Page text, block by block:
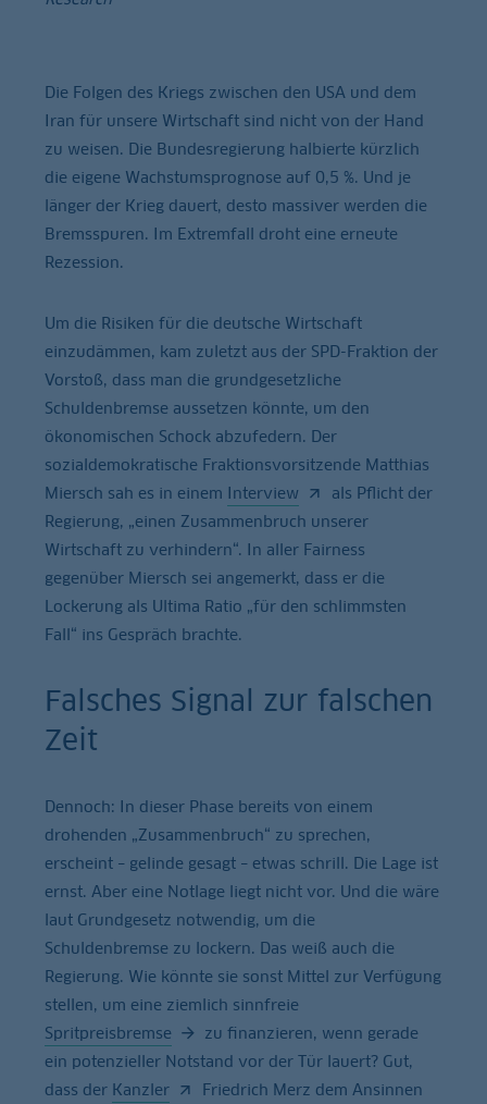
Die Folgen des Kriegs zwischen den USA und dem
Iran für unsere Wirtschaft sind nicht von der Hand
zu weisen. Die Bundesregierung halbierte kürzlich
die eigene Wachstumsprognose auf 0,5 %. Und je
länger der Krieg dauert, desto massiver werden die
Bremsspuren. Im Extremfall droht eine erneute
Rezession.
Um die Risiken für die deutsche Wirtschaft
einzudämmen, kam zuletzt aus der SPD-Fraktion der
Vorstoß, dass man die grundgesetzliche
Schuldenbremse aussetzen könnte, um den
ökonomischen Schock abzufedern. Der
sozialdemokratische Fraktionsvorsitzende Matthias
Miersch sah es in einem Interview
als Pflicht der
Regierung, „einen Zusammenbruch unserer
Wirtschaft zu verhindern“. In aller Fairness
gegenüber Miersch sei angemerkt, dass er die
Lockerung als Ultima Ratio „für den schlimmsten
Fall“ ins Gespräch brachte.
Falsches Signal zur falschen
Zeit
Dennoch: In dieser Phase bereits von einem
drohenden „Zusammenbruch“ zu sprechen,
erscheint – gelinde gesagt – etwas schrill. Die Lage ist
ernst. Aber eine Notlage liegt nicht vor. Und die wäre
laut Grundgesetz notwendig, um die
Schuldenbremse zu lockern. Das weiß auch die
Regierung. Wie könnte sie sonst Mittel zur Verfügung
stellen, um eine ziemlich sinnfreie
Spritpreisbremse
zu finanzieren, wenn gerade
ein potenzieller Notstand vor der Tür lauert? Gut,
dass der Kanzler
Friedrich Merz dem Ansinnen